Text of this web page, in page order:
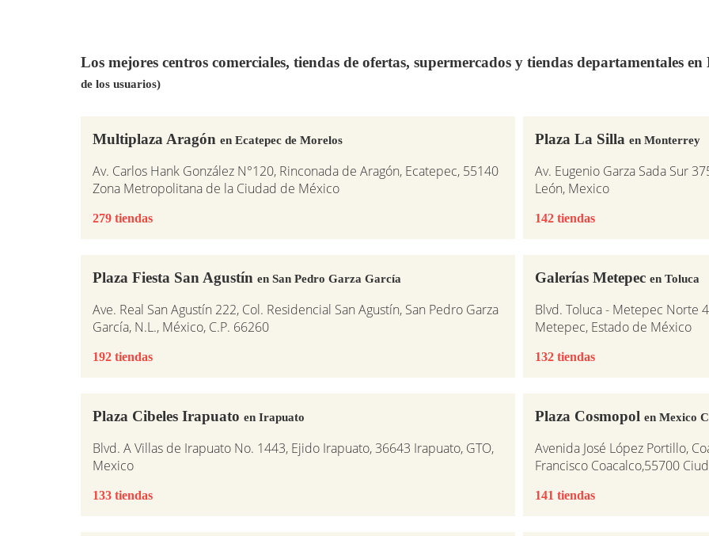
Los mejores centros comerciales, tiendas de ofertas, supermercados y tiendas departamentales
de los usuarios)
Multiplaza Aragón en Ecatepec de Morelos
Av. Carlos Hank González N°120, Rinconada de Aragón, Ecatepec, 55140
Zona Metropolitana de la Ciudad de México
279 tiendas
Plaza La Silla en Monterrey
Av. Eugenio Garza Sada Sur
León, Mexico
142 tiendas
Plaza Fiesta San Agustín en San Pedro Garza García
Ave. Real San Agustín 222, Col. Residencial San Agustín, San Pedro Garza
García, N.L., México, C.P. 66260
192 tiendas
Galerías Metepec en Toluca
Blvd. Toluca - Metepec Norte
Metepec, Estado de México
132 tiendas
Plaza Cibeles Irapuato en Irapuato
Blvd. A Villas de Irapuato No. 1443, Ejido Irapuato, 36643 Irapuato, GTO,
Mexico
133 tiendas
Plaza Cosmopol en Mexico
Avenida José López Portillo,
Francisco Coacalco,55700
141 tiendas